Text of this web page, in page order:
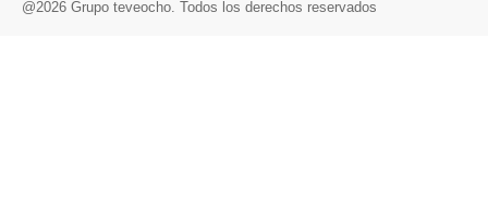
@2026 Grupo teveocho. Todos los derechos reservados